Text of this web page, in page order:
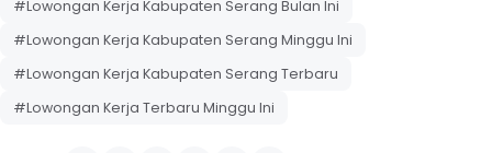
#Lowongan Kerja Kabupaten Serang Bulan Ini
#Lowongan Kerja Kabupaten Serang Minggu Ini
#Lowongan Kerja Kabupaten Serang Terbaru
#Lowongan Kerja Terbaru Minggu Ini